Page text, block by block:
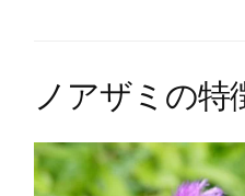
ノアザミの特